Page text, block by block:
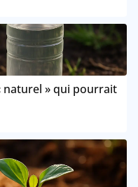
naturel » qui pourrait